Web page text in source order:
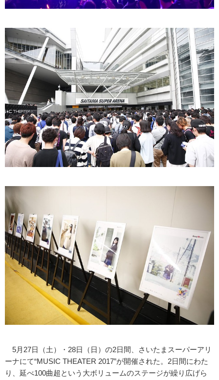
5月27日（土）・28日（日）の2日間、さいたまスーパーアリ
ーナにて“MUSIC THEATER 2017”が開催された。2日間にわた
り、延べ100曲超という大ボリュームのステージが繰り広げら